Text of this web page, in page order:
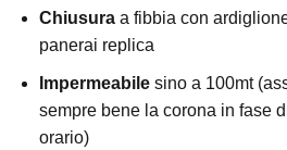
Chiusuraa fibbia con
panerai replica
Impermeabilesino a 100mt
sempre bene la corona in fase
orario)